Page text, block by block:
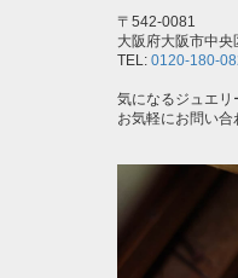
〒542-0081
大阪府大阪市中
TEL: 0120-180-
気になるジュエリ
お気軽にお問い合